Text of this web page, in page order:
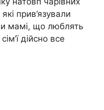
прив’язували
мамі, що люблять
дійсно все